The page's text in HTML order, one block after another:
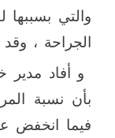
والتي
الجراحة ،
و أفاد مدير
بأن نسبة
فيما انخفض